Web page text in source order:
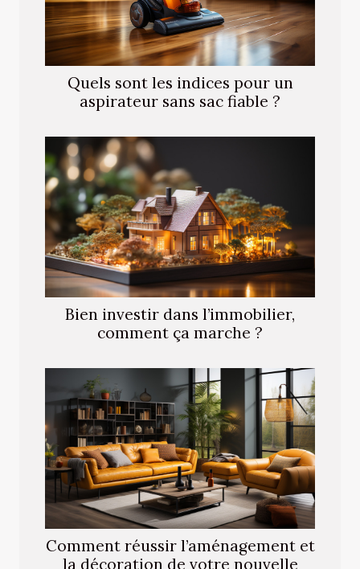
Quels sont les indices pour un
aspirateur sans sac fiable ?
Bien investir dans l’immobilier,
comment ça marche ?
Comment réussir l’aménagement et
la décoration de votre nouvelle